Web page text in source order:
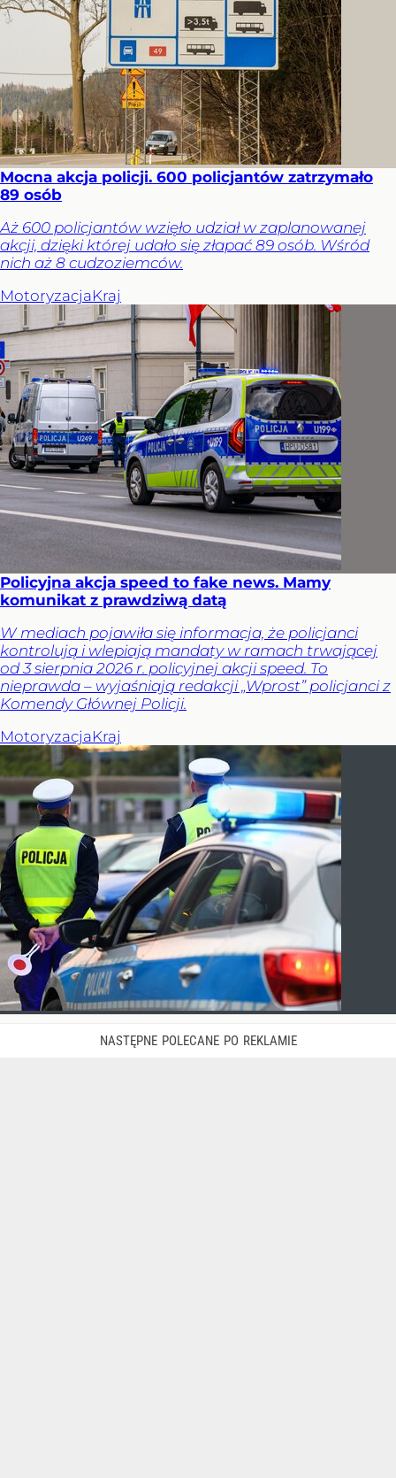
Mocna akcja policji. 600 policjantów zatrzymało
89 osób
Aż 600 policjantów wzięło udział w zaplanowanej
akcji, dzięki której udało się złapać 89 osób. Wśród
nich aż 8 cudzoziemców.
MotoryzacjaKraj
Policyjna akcja speed to fake news. Mamy
komunikat z prawdziwą datą
W mediach pojawiła się informacja, że policjanci
kontrolują i wlepiają mandaty w ramach trwającej
od 3 sierpnia 2026 r. policyjnej akcji speed. To
nieprawda – wyjaśniają redakcji „Wprost” policjanci z
Komendy Głównej Policji.
MotoryzacjaKraj